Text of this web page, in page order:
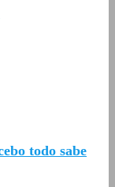
todo sabe